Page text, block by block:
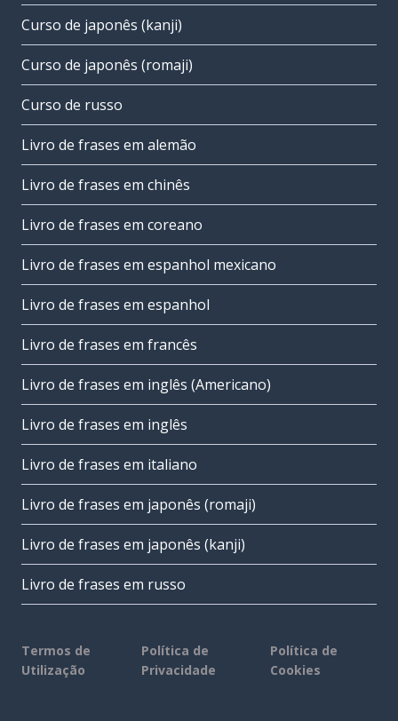
Curso de japonês (kanji)
Curso de japonês (romaji)
Curso de russo
Livro de frases em alemão
Livro de frases em chinês
Livro de frases em coreano
Livro de frases em espanhol mexicano
Livro de frases em espanhol
Livro de frases em francês
Livro de frases em inglês (Americano)
Livro de frases em inglês
Livro de frases em italiano
Livro de frases em japonês (romaji)
Livro de frases em japonês (kanji)
Livro de frases em russo
Termos de
Utilização
Política de
Privacidade
Política de
Cookies